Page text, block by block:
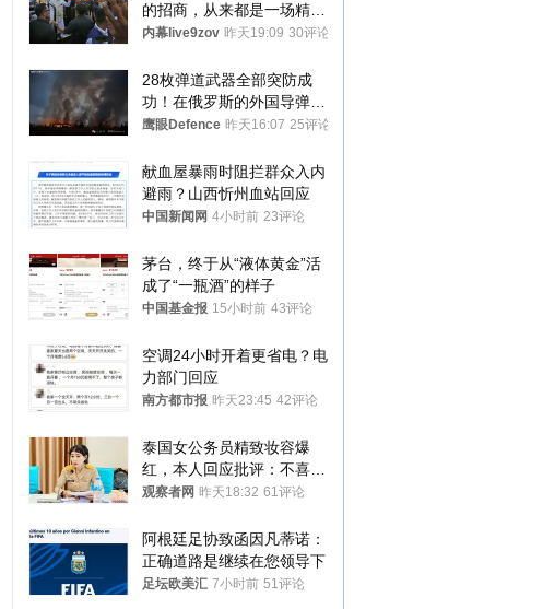
的招商，从来都是一场精准
收割
内幕live9zov 昨天19:09 30评论
28枚弹道武器全部突防成
功！在俄罗斯的外国导弹发
射车都是合法打击目标
鹰眼Defence 昨天16:07 25评论
献血屋暴雨时阻拦群众入内
避雨？山西忻州血站回应
中国新闻网 4小时前 23评论
茅台，终于从“液体黄金”活
成了“一瓶酒”的样子
中国基金报 15小时前 43评论
空调24小时开着更省电？电
力部门回应
南方都市报 昨天23:45 42评论
泰国女公务员精致妆容爆
红，本人回应批评：不喜欢
就别看
观察者网 昨天18:32 61评论
阿根廷足协致函因凡蒂诺：
正确道路是继续在您领导下
足坛欧美汇 7小时前 51评论